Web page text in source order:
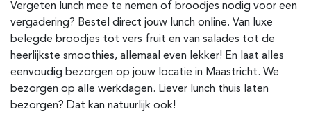
Vergeten lunch mee te nemen of broodjes nodig voor een
vergadering? Bestel direct jouw lunch online. Van luxe
belegde broodjes tot vers fruit en van salades tot de
heerlijkste smoothies, allemaal even lekker! En laat alles
eenvoudig bezorgen op jouw locatie in Maastricht. We
bezorgen op alle werkdagen. Liever lunch thuis laten
bezorgen? Dat kan natuurlijk ook!